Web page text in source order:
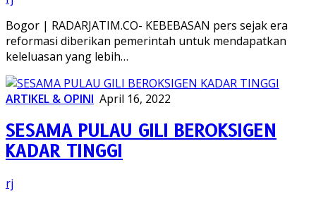
Bogor | RADARJATIM.CO- KEBEBASAN pers sejak era
reformasi diberikan pemerintah untuk mendapatkan
keleluasan yang lebih…
ARTIKEL & OPINI April 16, 2022
SESAMA PULAU GILI BEROKSIGEN
KADAR TINGGI
rj